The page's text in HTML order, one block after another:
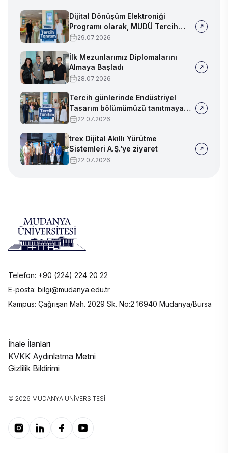
Dijital Dönüşüm Elektroniği
Programı olarak, MUDÜ Tercih
Tanıtım Günleri'nde biz de
29.07.2026
İlk Mezunlarımız Diplomalarını
Almaya Başladı
28.07.2026
Tercih günlerinde Endüstriyel
Tasarım bölümümüzü tanıtmaya
devam ediyoruz!
22.07.2026
trex Dijital Akıllı Yürütme
Sistemleri A.Ş.’ye ziyaret
22.07.2026
Telefon: +90 (224) 224 20 22
E-posta: bilgi@mudanya.edu.tr
Kampüs: Çağrışan Mah. 2029 Sk. No:2 16940 Mudanya/Bursa
İhale İlanları
KVKK Aydınlatma Metni
Gizlilik Bildirimi
© 2026 MUDANYA ÜNIVERSITESI